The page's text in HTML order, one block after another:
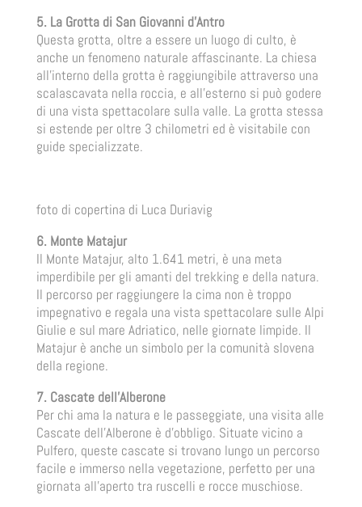
5. La Grotta di San Giovanni d’Antro
Questa grotta, oltre a essere un luogo di culto, è
anche un fenomeno naturale affascinante. La chiesa
all’interno della grotta è raggiungibile attraverso una
scalascavata nella roccia, e all’esterno si può godere
di una vista spettacolare sulla valle. La grotta stessa
si estende per oltre 3 chilometri ed è visitabile con
guide specializzate.
foto di copertina di Luca Duriavig
6. Monte Matajur
Il Monte Matajur, alto 1.641 metri, è una meta
imperdibile per gli amanti del trekking e della natura.
Il percorso per raggiungere la cima non è troppo
impegnativo e regala una vista spettacolare sulle Alpi
Giulie e sul mare Adriatico, nelle giornate limpide. Il
Matajur è anche un simbolo per la comunità slovena
della regione.
7. Cascate dell’Alberone
Per chi ama la natura e le passeggiate, una visita alle
Cascate dell’Alberone è d’obbligo. Situate vicino a
Pulfero, queste cascate si trovano lungo un percorso
facile e immerso nella vegetazione, perfetto per una
giornata all’aperto tra ruscelli e rocce muschiose.